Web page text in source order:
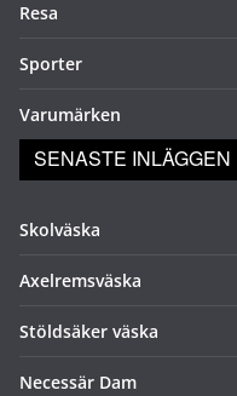
Resa
Sporter
Varumärken
SENASTE INLÄGGEN
Skolväska
Axelremsväska
Stöldsäker väska
Necessär Dam